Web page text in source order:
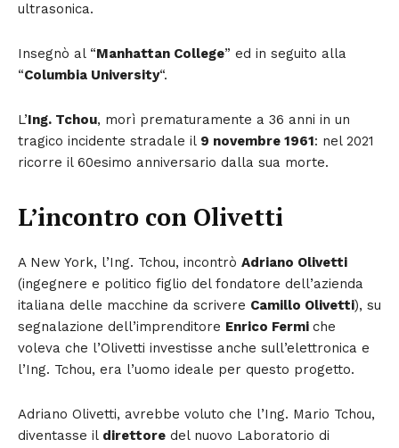
ultrasonica.
Insegnò al “Manhattan College” ed in seguito alla
“Columbia University“.
L’Ing. Tchou, morì prematuramente a 36 anni in un
tragico incidente stradale il 9 novembre 1961: nel 2021
ricorre il 60esimo anniversario dalla sua morte.
L’incontro con Olivetti
A New York, l’Ing. Tchou, incontrò Adriano Olivetti
(ingegnere e politico figlio del fondatore dell’azienda
italiana delle macchine da scrivere Camillo Olivetti), su
segnalazione dell’imprenditore Enrico Fermi che
voleva che l’Olivetti investisse anche sull’elettronica e
l’Ing. Tchou, era l’uomo ideale per questo progetto.
Adriano Olivetti, avrebbe voluto che l’Ing. Mario Tchou,
diventasse il direttore del nuovo Laboratorio di